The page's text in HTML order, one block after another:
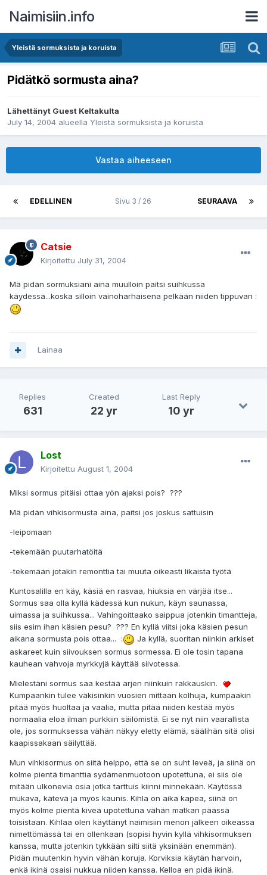
Naimisiin.info
Yleistä sormuksista ja koruista
Pidätkö sormusta aina?
Lähettänyt Guest Keltakulta
July 14, 2004 alueella Yleistä sormuksista ja koruista
Vastaa aiheeseen
EDELLINEN SEURAAVA
Sivu 3 / 26
Catsie
Kirjoitettu July 31, 2004
Mä pidän sormuksiani aina muulloin paitsi suihkussa
käydessä...koska silloin vainoharhaisena pelkään niiden tippuvan :
Lainaa
Replies
631
Created
22 yr
Last Reply
10 yr
Lost
Kirjoitettu August 1, 2004
Miksi sormus pitäisi ottaa yön ajaksi pois? ???
Mä pidän vihkisormusta aina, paitsi jos joskus sattuisin
-leipomaan
-tekemään puutarhatöitä
-tekemään jotakin remonttia tai muuta oikeasti likaista työtä
Kuntosalilla en käy, käsiä en rasvaa, hiuksia en värjää itse...
Sormus saa olla kyllä kädessä kun nukun, käyn saunassa,
uimassa ja suihkussa... Vahingoittaako saippua jotenkin timantteja,
siis esim ihan käsien pesu? ??? En kyllä viitsi joka käsien pesun
aikana sormusta pois ottaa... :
Ja kyllä, suoritan niinkin arkiset
askareet kuin siivouksen sormus sormessa. Ei ole tosin tapana
kauhean vahvoja myrkkyjä käyttää siivotessa.
Mielestäni sormus saa kestää arjen niinkuin rakkauskin.
Kumpaankin tulee väkisinkin vuosien mittaan kolhuja, kumpaakin
pitää myös huoltaa ja vaalia, mutta pitää niiden kestää myös
normaalia eloa ilman purkkiin säilömistä. Ei se nyt niin vaarallista
ole, jos sormuksessa vähän näkyy eletty elämä, säälihän sitä olisi
kaapissakaan säilyttää.
Mun vihkisormus on siitä helppo, että se on suht leveä, ja siinä on
kolme pientä timanttia sydämenmuotoon upotettuna, ei siis ole
mitään ulkonevia osia jotka tarttuis kiinni minnekään. Käytössä
mukava, kätevä ja myös kaunis. Kihla on aika kapea, siinä on
myös kolme pientä kiveä upotettuna vähän matkan päässä
toisistaan. Kihlaa olen käyttänyt naimisiin menon jälkeen oikeassa
nimettömässä tai en ollenkaan (sopisi hyvin kyllä vihkisormuksen
kanssa, mutta jotenkin tykkään silti siitä yksinään enemmän).
Pidän muutenkin hyvin vähän koruja. Korviksia käytän harvoin,
enkä ikinä osaisi nukkua niiden kanssa. Kelloa en pidä ikinä.